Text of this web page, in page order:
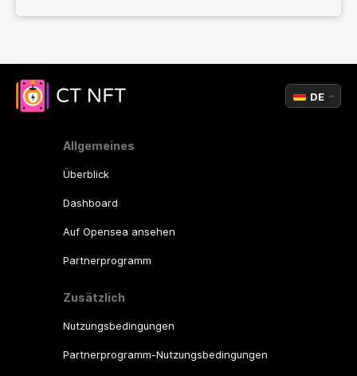
Allgemeines
Überblick
Dashboard
Auf Opensea ansehen
Partnerprogramm
Zusätzlich
Nutzungsbedingungen
Partnerprogramm-Nutzungsbedingungen
DE